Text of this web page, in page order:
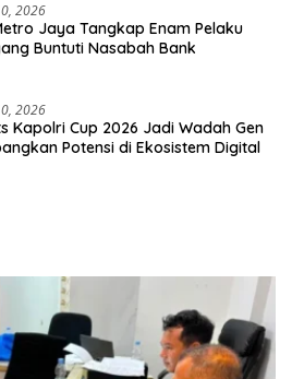
2026
Jaya Tangkap Enam Pelaku
Buntuti Nasabah Bank
2026
Kapolri Cup 2026 Jadi Wadah Gen
Potensi di Ekosistem Digital